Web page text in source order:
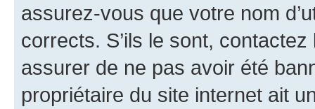
assurez-vous que votre nom
corrects. S’ils le sont,
assurer de ne pas avoir été
propriétaire du site internet ait